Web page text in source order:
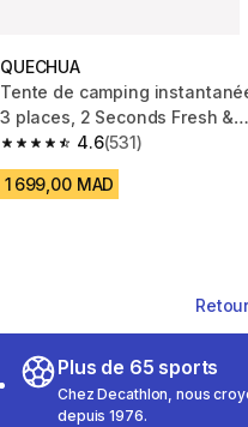
QUECHUA
Tente de camping
3 places, 2 Seconds Fresh &
Black
4.6
4.6 out of 5 stars from 531
(531)
1 699,00 MAD
Plus de 65 sports
Chez Decathlon, nous
depuis 1976.